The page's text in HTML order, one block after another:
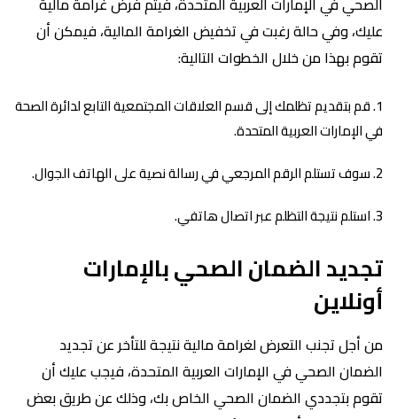
عليك، وفي حالة رغبت في تخفيض الغرامة المالية، فيمكن أن
تقوم بهذا من خلال الخطوات التالية:
قم بتقديم تظلمك إلى قسم العلاقات المجتمعية التابع لدائرة الصحة
في الإمارات العربية المتحدة.
سوف تستلم الرقم المرجعي في رسالة نصية على الهاتف الجوال.
استلم نتيجة التظلم عبر اتصال هاتفي.
تجديد الضمان الصحي بالإمارات
أونلاين
من أجل تجنب التعرض لغرامة مالية نتيجة للتأخر عن تجديد
الضمان الصحي في الإمارات العربية المتحدة، فيجب عليك أن
تقوم بتجددي الضمان الصحي الخاص بك، وذلك عن طريق بعض